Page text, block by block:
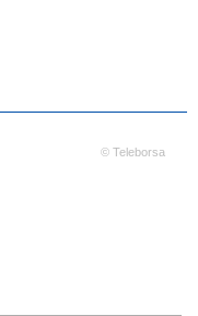
© Teleborsa